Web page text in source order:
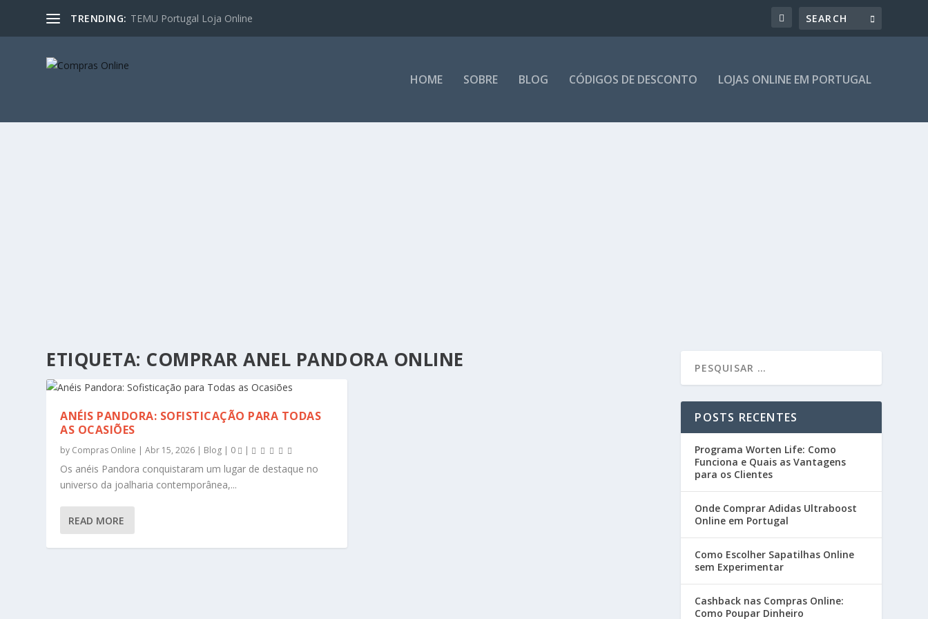
TRENDING: TEMU Portugal Loja Online
HOME SOBRE BLOG CÓDIGOS DE DESCONTO LOJAS ONLINE EM PORTUGAL
ETIQUETA: COMPRAR ANEL PANDORA ONLINE
ANÉIS PANDORA: SOFISTICAÇÃO PARA TODAS
AS OCASIÕES
by Compras Online |Abr 15, 2026 | Blog | 0 |
Os anéis Pandora conquistaram um lugar de destaque no
universo da joalharia contemporânea,...
READ MORE
POSTS RECENTES
Programa Worten Life: Como
Funciona e Quais as Vantagens
para os Clientes
Onde Comprar Adidas Ultraboost
Online em Portugal
Como Escolher Sapatilhas Online
sem Experimentar
Cashback nas Compras Online:
Como Poupar Dinheiro